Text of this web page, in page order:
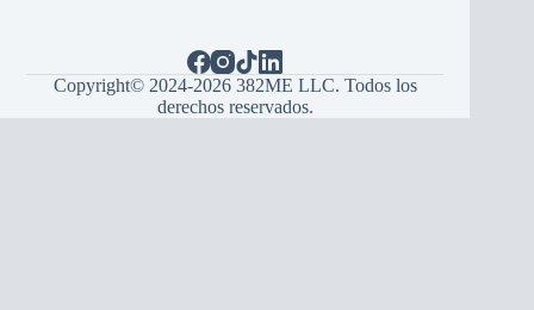
Copyright© 2024-2026 382ME LLC. Todos los
derechos reservados.